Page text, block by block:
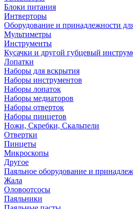
Блоки питания
Интверторы
Оборудование и принадлежности
Мультиметры
Инструменты
Кусачки и другой губцевый
Лопатки
Наборы для вскрытия
Наборы инструментов
Наборы лопаток
Наборы медиаторов
Наборы отверток
Наборы пинцетов
Ножи, Скребки, Скальпели
Отвертки
Пинцеты
Микроскопы
Другое
Паяльное оборудование и
Жала
Оловоотсосы
Паяльники